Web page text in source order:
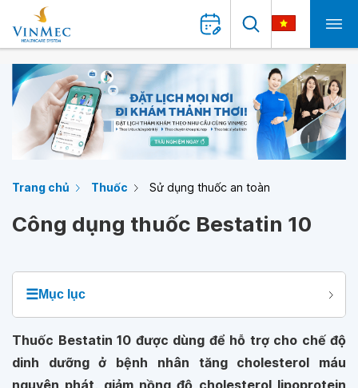
Trang chủ Thuốc Sử dụng thuốc an toàn
Công dụng thuốc Bestatin 10
☰Mục lục
Thuốc Bestatin 10 được dùng để hỗ trợ cho chế độ
dinh dưỡng ở bệnh nhân tăng cholesterol máu
nguyên phát, giảm nồng độ cholesterol lipoprotein